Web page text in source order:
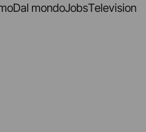
Dal mondoJobsTelevision